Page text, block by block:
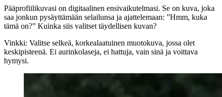
Pääprofiilikuvasi on digitaalinen ensivaikutelmasi. Se on kuva, joka
saa jonkun pysäyttämään selailunsa ja ajattelemaan: ”Hmm, kuka
tämä on?” Kuinka siis valitset täydellisen kuvan?
Vinkki: Valitse selkeä, korkealaatuinen muotokuva, jossa olet
keskipisteenä. Ei aurinkolaseja, ei hattuja, vain sinä ja voittava
hymysi.